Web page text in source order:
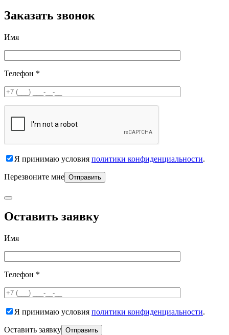
Заказать звонок
Имя
Телефон *
Я принимаю условия политики конфиденциальности.
Перезвоните мне
Оставить заявку
Имя
Телефон *
Я принимаю условия политики конфиденциальности.
Оставить заявку